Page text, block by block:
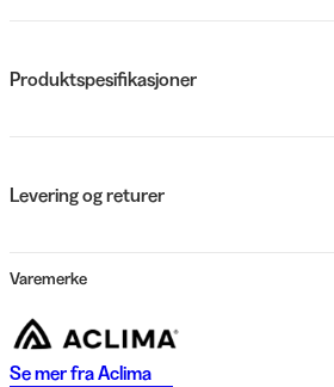
Produktspesifikasjoner
Levering og returer
Varemerke
Se mer fraAclima